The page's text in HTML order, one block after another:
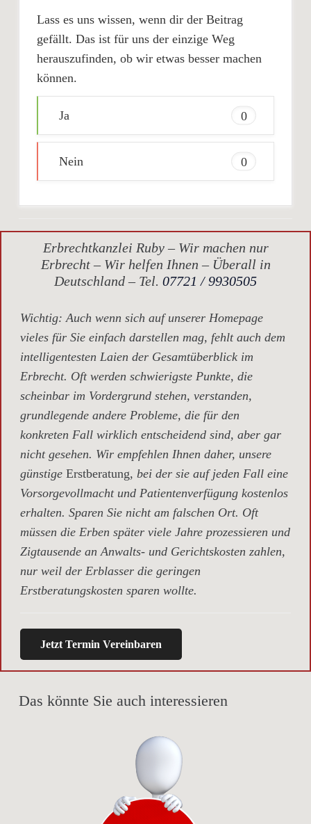
Lass es uns wissen, wenn dir der Beitrag
gefällt. Das ist für uns der einzige Weg
herauszufinden, ob wir etwas besser machen
können.
Ja 0
Nein 0
Erbrechtkanzlei Ruby – Wir machen nur
Erbrecht – Wir helfen Ihnen – Überall in
Deutschland – Tel. 07721 / 9930505
Wichtig: Auch wenn sich auf unserer Homepage
vieles für Sie einfach darstellen mag, fehlt auch dem
intelligentesten Laien der Gesamtüberblick im
Erbrecht. Oft werden schwierigste Punkte, die
scheinbar im Vordergrund stehen, verstanden,
grundlegende andere Probleme, die für den
konkreten Fall wirklich entscheidend sind, aber gar
nicht gesehen. Wir empfehlen Ihnen daher, unsere
günstige Erstberatung, bei der sie auf jeden Fall eine
Vorsorgevollmacht und Patientenverfügung kostenlos
erhalten. Sparen Sie nicht am falschen Ort. Oft
müssen die Erben später viele Jahre prozessieren und
Zigtausende an Anwalts- und Gerichtskosten zahlen,
nur weil der Erblasser die geringen
Erstberatungskosten sparen wollte.
Jetzt Termin Vereinbaren
Das könnte Sie auch interessieren